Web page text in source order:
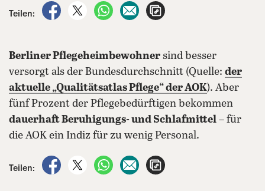
Teilen:
auf Facebook teilen
auf X teilenper WhatsApp teilen
per E-Mail teilen
Berliner Pflegeheimbewohner sind besser
versorgt als der Bundesdurchschnitt (Quelle: der
aktuelle „Qualitätsatlas Pflege“ der AOK). Aber
fünf Prozent der Pflegebedürftigen bekommen
dauerhaft Beruhigungs- und Schlafmittel – für
die AOK ein Indiz für zu wenig Personal.
Teilen:
auf Facebook teilen
auf X teilenper WhatsApp teilen
per E-Mail teilen